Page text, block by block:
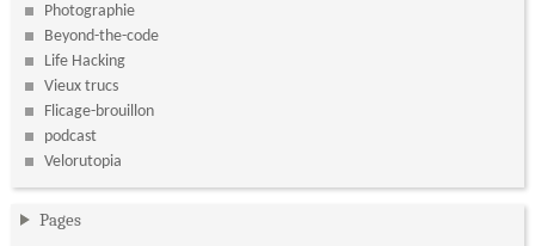
Photographie
Beyond-the-code
Life Hacking
Vieux trucs
Flicage-brouillon
podcast
Velorutopia
Pages